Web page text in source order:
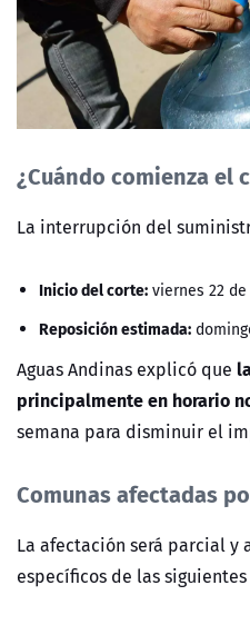
¿Cuándo comienza el
La interrupción del
Inicio del corte: viernes 22
Reposición estimada:
Aguas Andinas explicó que
principalmente en horario
semana para disminuir el
Comunas afectadas
La afectación será parcial y
específicos de las